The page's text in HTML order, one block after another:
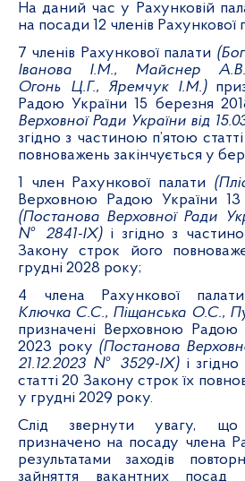
На даний час у Рахунковій
на посади 12 членів Рахункової
7 членів Рахункової палати
Іванова І.М., Майснер
Огонь Ц.Г., Яремчук І.М.)
Радою України 15 березня
Верховної Ради України від
згідно з частиною п’ятою
повноважень закінчується у
1 член Рахункової палати
Верховною Радою України
(Постанова Верховної Ради
№ 2841-ІХ)і згідно з
Закону строк його
грудні 2028 року;
4 члена Рахункової
Ключка С.С., Піщанська О.С.,
призначені Верховною Радою
2023 року (Постанова
21.12.2023 № 3529-IX)і
статті 20 Закону строк їх
у грудні 2029 року.
Слід звернути увагу,
призначено на посаду члена
результатами заходів
зайняття вакантних посад